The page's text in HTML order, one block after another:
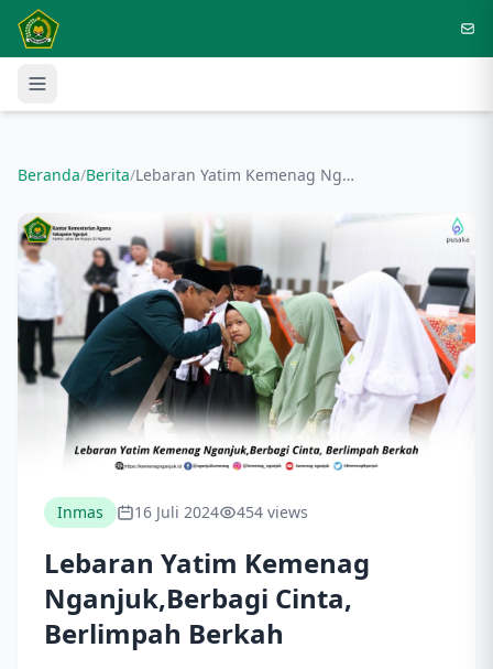
Langsung ke konten utama
Beranda/Berita/ Lebaran Yatim Kemenag Nganjuk,Berbagi Cinta, Berlimpah Berkah
Inmas 16 Juli 2024 454 views
Lebaran Yatim Kemenag
Nganjuk,Berbagi Cinta,
Berlimpah Berkah